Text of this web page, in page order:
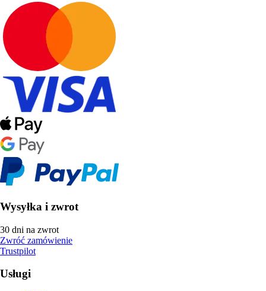
Wysyłka i zwrot
30 dni na zwrot
Zwróć zamówienie
Trustpilot
Usługi